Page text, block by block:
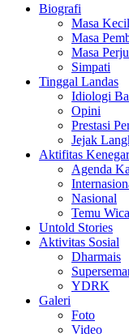
Biografi
Masa Kecil
Masa
Masa
Simpati
Tinggal Landas
Idiologi
Opini
Prestasi
Jejak
Aktifitas
Agenda
Nasional
Temu
Untold Stories
Aktivitas Sosial
Dharmais
YDRK
Galeri
Foto
Video